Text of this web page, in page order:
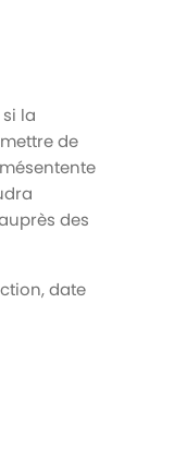
la
de
des
date